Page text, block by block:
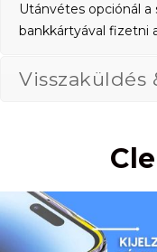
Utánvétes opciónál
bankkártyával fizetni
Visszaküldés